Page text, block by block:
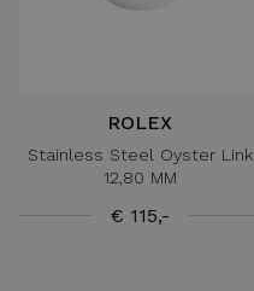
ROLEX
Stainless Steel Oyster Link
12,80 MM
€ 115,-